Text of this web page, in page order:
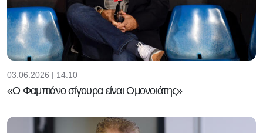
03.06.2026 | 14:10
«Ο Φαμπιάνο σίγουρα είναι Ομονοιάτης»